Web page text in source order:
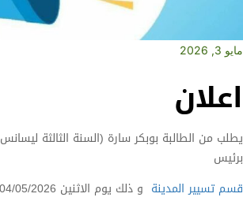
مايو 3, 2026
اعلان
يطلب من الطالبة بوبكر سارة (السنة الثالثة ليسانس
برئيس
قسم تسيير المدينة و ذلك يوم الاثنين 04/05/2026 صباحا